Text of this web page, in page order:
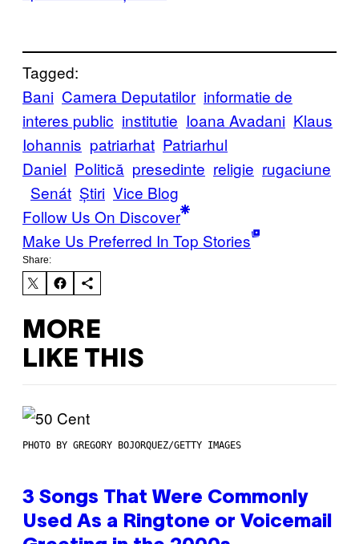
Tagged:
Bani Camera Deputatilor informatie de
interes public institutie Ioana Avadani Klaus
Iohannis patriarhat Patriarhul
Daniel Politică presedinte religie rugaciune
Senát Știri Vice Blog
Follow Us On Discover
Make Us Preferred In Top Stories
Share:
MORE
LIKE THIS
PHOTO BY GREGORY BOJORQUEZ/GETTY IMAGES
3 Songs That Were Commonly
Used As a Ringtone or Voicemail